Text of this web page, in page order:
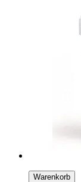
Warenkorb